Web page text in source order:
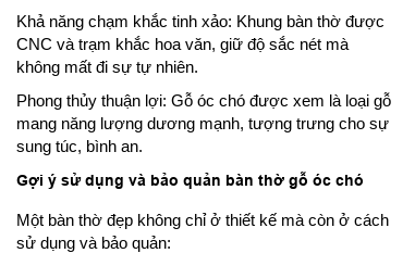
Khả năng chạm khắc tinh xảo: Khung bàn thờ được
CNC và trạm khắc hoa văn, giữ độ sắc nét mà
không mất đi sự tự nhiên.
Phong thủy thuận lợi: Gỗ óc chó được xem là loại gỗ
mang năng lượng dương mạnh, tượng trưng cho sự
sung túc, bình an.
Gợi ý sử dụng và bảo quản bàn thờ gỗ óc chó
Một bàn thờ đẹp không chỉ ở thiết kế mà còn ở cách
sử dụng và bảo quản: